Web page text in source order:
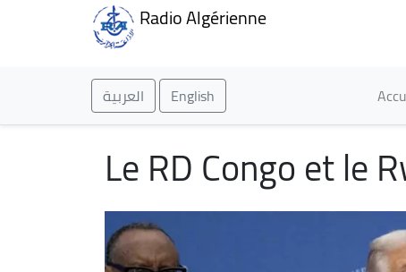
Radio Algérienne
العربية English
Le RD Congo et le